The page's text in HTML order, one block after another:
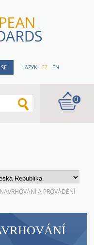
JAZYK CZ EN
0
A PROVÁDĚNÍ